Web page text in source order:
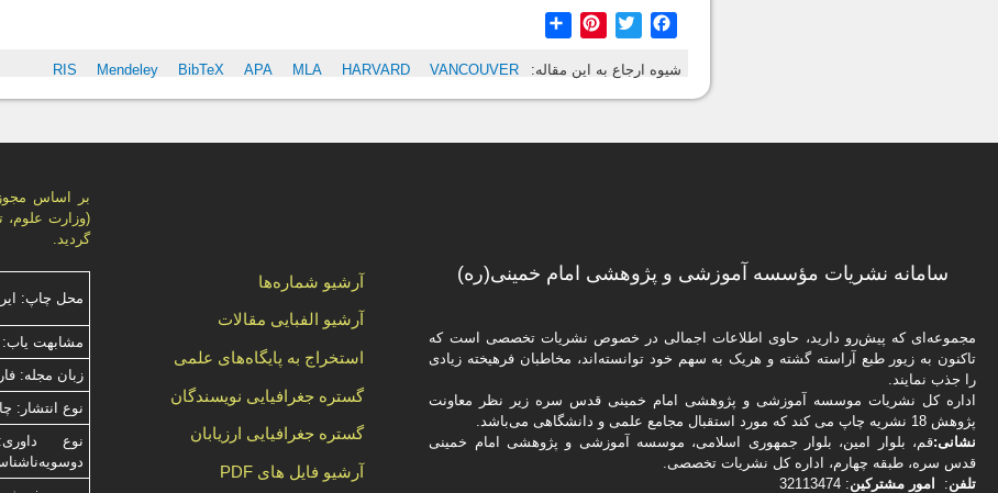
Facebook
Twitter
Pinterest
شیوه ارجاع به این مقاله: RIS Mendeley BibTeX APA MLA HARVARD VANCOUVER
گردید.
محل چاپ:
مشابهت ياب:
زبان مجله:
نوع انتشار:
آرشیو شماره‌ها
آرشیو الفبایی مقالات
استخراج به پایگاه‌های علمی
گستره جغرافیایی نویسندگان
گستره جغرافیایی ارزیابان
آرشیو فایل های PDF
سامانه نشریات مؤسسه آموزشی و پژوهشی امام خمینی(ره)
مجموعه‌ای که پیش‌رو دارید،‌ حاوی اطلاعات اجمالی در خصوص نشریات تخصصی است که
تاکنون به زیور طبع آراسته گشته و هریک به سهم خود توانسته‌اند، مخاطبان فرهیخته‌ زیادی
را جذب نمایند.
اداره كل نشریات موسسه آموزشی و پژوهشی امام خمینی قدس سره زیر نظر معاونت
پژوهش 18 نشریه چاپ می کند که مورد استقبال مجامع علمی و دانشگاهی می‌باشد.
نشانی:قم، بلوار امین، بلوار جمهوری اسلامی، موسسه آموزشی و پژوهشی امام خمینی
قدس سره، طبقه چهارم، اداره كل نشریات تخصصی.
تلفن: امور مشتركین: 32113474